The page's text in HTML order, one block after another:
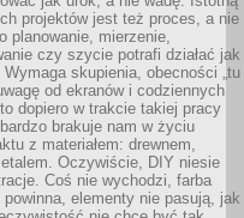
projektów jest też proces, a nie
planowanie, mierzenie,
czy szycie potrafi działać jak
skupienia, obecności „tu
od ekranów i codziennych
dopiero w trakcie takiej pracy
brakuje nam w życiu
z materiałem: drewnem,
Oczywiście, DIY niesie
Coś nie wychodzi, farba
powinna, elementy nie pasują, jak